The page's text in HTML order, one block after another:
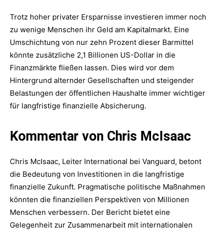
Trotz hoher privater Ersparnisse investieren immer noch
zu wenige Menschen ihr Geld am Kapitalmarkt. Eine
Umschichtung von nur zehn Prozent dieser Barmittel
könnte zusätzliche 2,1 Billionen US-Dollar in die
Finanzmärkte fließen lassen. Dies wird vor dem
Hintergrund alternder Gesellschaften und steigender
Belastungen der öffentlichen Haushalte immer wichtiger
für langfristige finanzielle Absicherung.
Kommentar von Chris McIsaac
Chris McIsaac, Leiter International bei Vanguard, betont
die Bedeutung von Investitionen in die langfristige
finanzielle Zukunft. Pragmatische politische Maßnahmen
könnten die finanziellen Perspektiven von Millionen
Menschen verbessern. Der Bericht bietet eine
Gelegenheit zur Zusammenarbeit mit internationalen